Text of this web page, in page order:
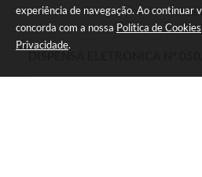
experiência de navegação. Ao continuar
concorda com a nossa Política de Cookies
Privacidade.